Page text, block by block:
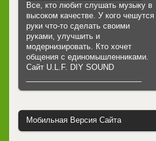
Все, кто любит слушать музыку в
высоком качестве. У кого чешутся
руки что-то сделать своими
руками, улучшить и
модернизировать. Кто хочет
общения с единомышленниками.
Cайт U.L.F. DIY SOUND
Мобильная Версия Сайта